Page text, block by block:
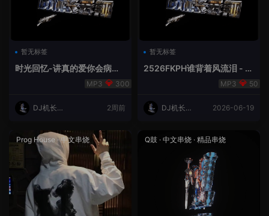
暂无标签
时光回忆-讲真的爱你会病变
300
DJ机长云
2周前
暂无标签
2526FKPH谁背着风流泪 - D
50
DJ机长云
2026-06-19
Prog House ·中文串烧 Q鼓 · 中文串烧 · 精品串烧